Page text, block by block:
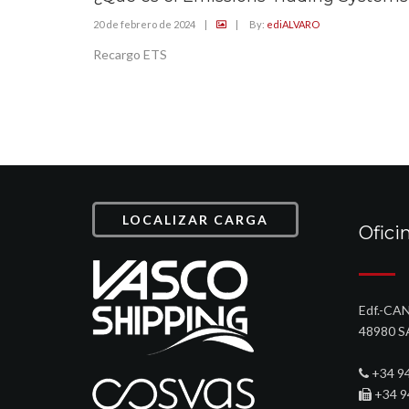
20 de febrero de 2024 By: ediALVARO
Recargo ETS
LOCALIZAR CARGA
Edf.-
48980
+34
+34